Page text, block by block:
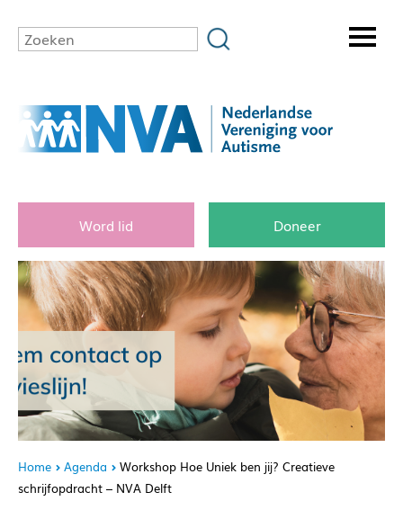
Word lid Doneer
Home Agenda
Workshop Hoe Uniek ben jij? Creatieve
schrijfopdracht – NVA Delft